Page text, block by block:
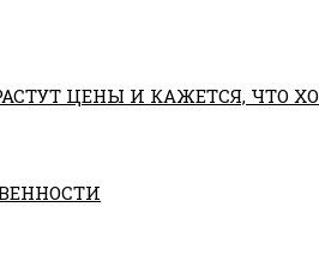
ЦЕНЫ И КАЖЕТСЯ, ЧТО